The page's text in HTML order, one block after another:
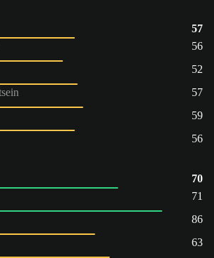
57
56
52
57
59
56
70
71
86
63